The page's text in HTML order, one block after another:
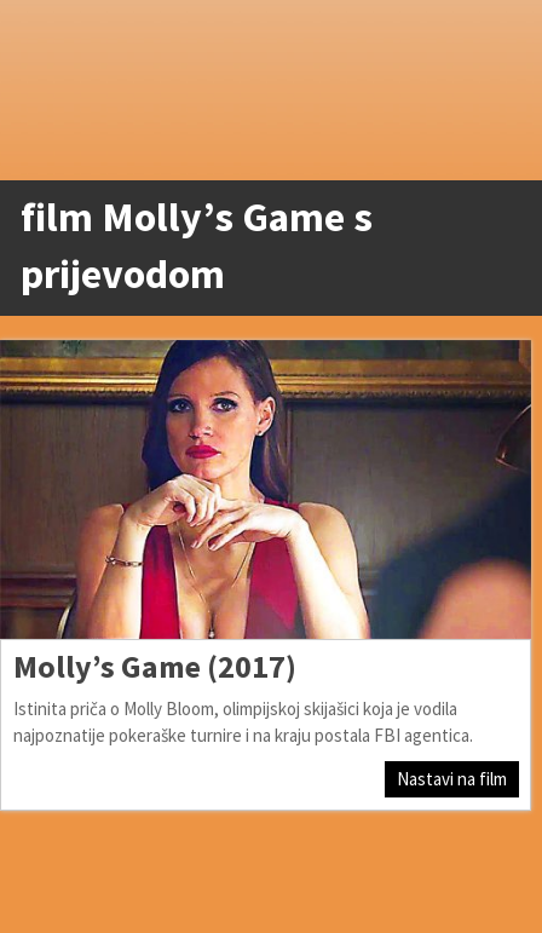
film Molly’s Game s
prijevodom
Molly’s Game (2017)
Istinita priča o Molly Bloom, olimpijskoj skijašici koja je vodila
najpoznatije pokeraške turnire i na kraju postala FBI agentica.
Nastavi na film